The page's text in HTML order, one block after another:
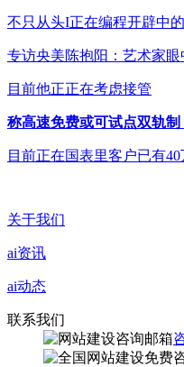
不只从头I正在编程开辟中
专访央美陈抱阳：艺术家
目前他正正在考虑接管
称高速免费或可试点双轨制
目前正在国表里客户已有
关于我们
ai资讯
ai动态
联系我们